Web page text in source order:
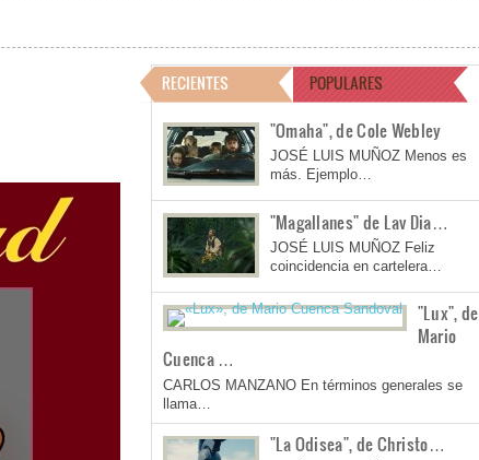
RECIENTES POPULARES
"Omaha", de Cole Webley
JOSÉ LUIS MUÑOZ Menos es
más. Ejemplo…
"Magallanes" de Lav Dia…
JOSÉ LUIS MUÑOZ Feliz
coincidencia en cartelera…
"Lux", de
Mario
Cuenca …
CARLOS MANZANO En términos generales se
llama…
"La Odisea", de Christo…